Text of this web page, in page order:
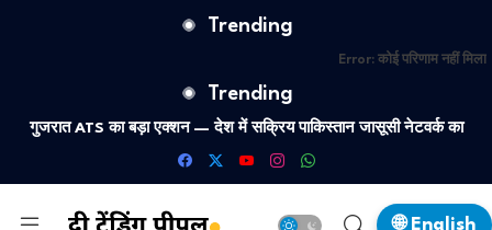
Trending
Error: कोई परिणाम नहीं मिला
Trending
गुजरात ATS का बड़ा एक्शन — देश में सक्रिय पाकिस्तान जासूसी नेटवर्क का
भंडाफोड़, दो गिरफ्तार
🌐 English